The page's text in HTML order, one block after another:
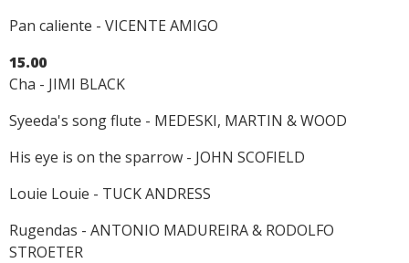
Pan caliente - VICENTE AMIGO
15.00
Cha - JIMI BLACK
Syeeda's song flute - MEDESKI, MARTIN & WOOD
His eye is on the sparrow - JOHN SCOFIELD
Louie Louie - TUCK ANDRESS
Rugendas - ANTONIO MADUREIRA & RODOLFO
STROETER